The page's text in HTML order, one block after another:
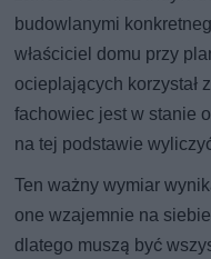
budowlanymi
właściciel domu przy
ocieplających korzystał
fachowiec jest w stanie
na tej podstawie
Ten ważny wymiar
one wzajemnie na
dlatego muszą być